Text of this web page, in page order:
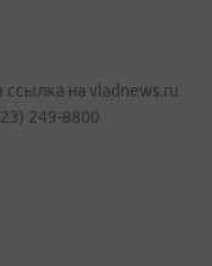
на vladnews.ru
249-8800